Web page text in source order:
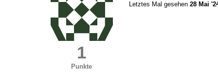
1
Punkte
Letztes Mal gesehen 28 Mai